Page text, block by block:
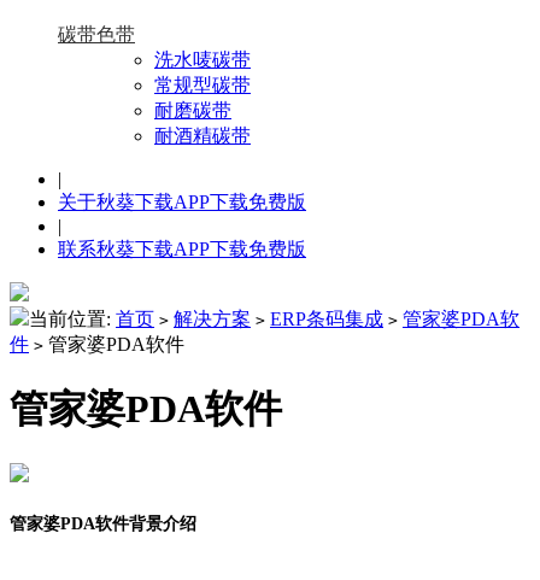
碳带色带
洗水唛碳带
常规型碳带
耐磨碳带
耐酒精碳带
|
关于秋葵下载APP下载免费版
|
联系秋葵下载APP下载免费版
当前位置: 首页 > 解决方案 > ERP条码集成 > 管家婆PDA软
件 > 管家婆PDA软件
管家婆PDA软件
管家婆PDA软件背景介绍